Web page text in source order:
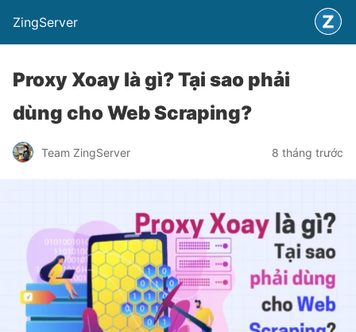
ZingServer
Proxy Xoay là gì? Tại sao phải
dùng cho Web Scraping?
Team ZingServer 8 tháng trước